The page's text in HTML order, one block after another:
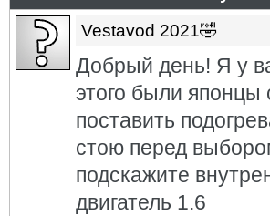
Vestavod 2021🤣
Добрый день! Я у
этого были
поставить
стою перед
подскажите
двигатель 1.6